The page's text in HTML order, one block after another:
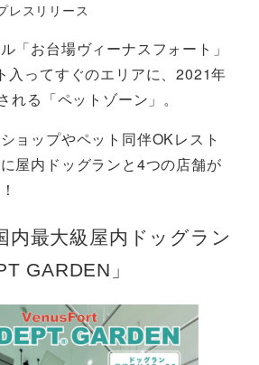
レスリリース
「お台場ヴィーナスフォート」
入ってすぐのエリアに、2021年
れる「ペットゾーン」。
ョップやペット同伴OKレスト
屋内ドッグランと4つの店舗が
内最大級屋内ドッグラン
GARDEN」